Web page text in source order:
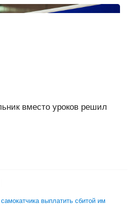
вместо уроков решил
выплатить сбитой им